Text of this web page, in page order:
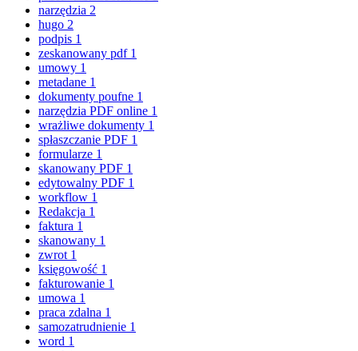
narzędzia 2
hugo 2
podpis 1
zeskanowany pdf 1
umowy 1
metadane 1
dokumenty poufne 1
narzędzia PDF online 1
wrażliwe dokumenty 1
spłaszczanie PDF 1
formularze 1
skanowany PDF 1
edytowalny PDF 1
workflow 1
Redakcja 1
faktura 1
skanowany 1
zwrot 1
księgowość 1
fakturowanie 1
umowa 1
praca zdalna 1
samozatrudnienie 1
word 1